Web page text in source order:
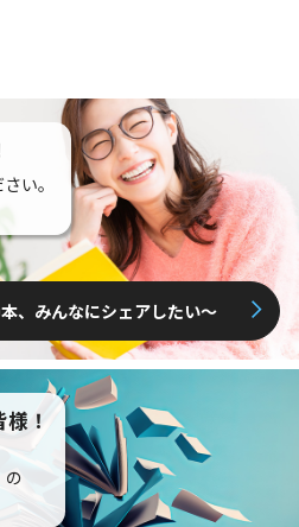
い。
、みんなにシェアしたい〜
！
の